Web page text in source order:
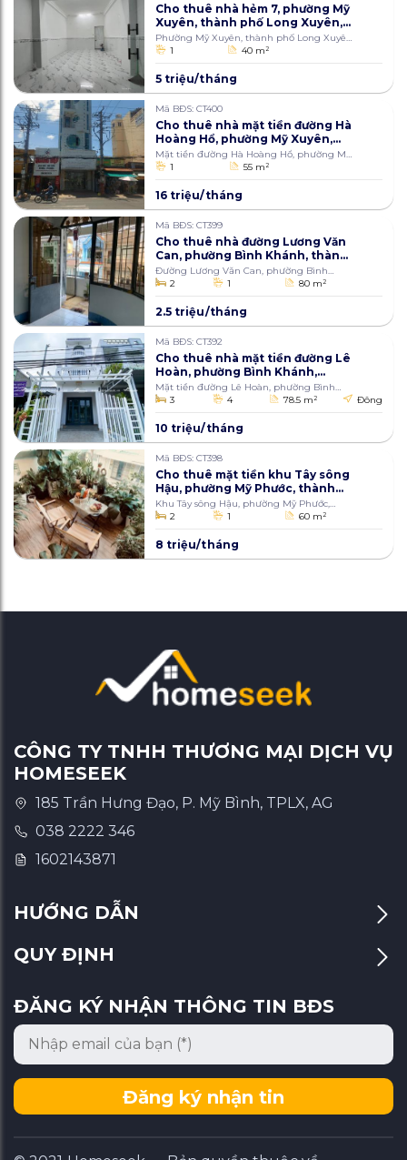
Cho thuê nhà hẻm 7, phường Mỹ
Xuyên, thành phố Long Xuyên,
An Giang 40m2
Phường Mỹ Xuyên, thành phố Long Xuyên,
An Giang
1 40 m2
5 triệu/tháng
Mã BĐS: CT400
Cho thuê nhà mặt tiền đường Hà
Hoàng Hổ, phường Mỹ Xuyên,
thành phố Long Xuyên 55m2
Mặt tiền đường Hà Hoàng Hổ, phường Mỹ
Xuyên, thành phố Long Xuyên
1 55 m2
16 triệu/tháng
Mã BĐS: CT399
Cho thuê nhà đường Lương Văn
Can, phường Bình Khánh, thành
phố Long Xuyên, An Giang 80m2
Đường Lương Văn Can, phường Bình
Khánh, Long Xuyên
2 1 80 m2
2.5 triệu/tháng
Mã BĐS: CT392
Cho thuê nhà mặt tiền đường Lê
Hoàn, phường Bình Khánh,
thành phố Long Xuyên, An
Giang 78,5m2
Mặt tiền đường Lê Hoàn, phường Bình
Khánh, thành phố Long Xuyên
3 4 78.5 m2 Đông
10 triệu/tháng
Mã BĐS: CT398
Cho thuê mặt tiền khu Tây sông
Hậu, phường Mỹ Phước, thành
phố Long Xuyên, An Giang 60m2
Khu Tây sông Hậu, phường Mỹ Phước,
thành phố Long Xuyên
2 1 60 m2
8 triệu/tháng
CÔNG TY TNHH THƯƠNG MẠI DỊCH VỤ
HOMESEEK
185 Trần Hưng Đạo, P. Mỹ Bình, TPLX, AG
038 2222 346
1602143871
HƯỚNG DẪN
QUY ĐỊNH
ĐĂNG KÝ NHẬN THÔNG TIN BĐS
Đăng ký nhận tin